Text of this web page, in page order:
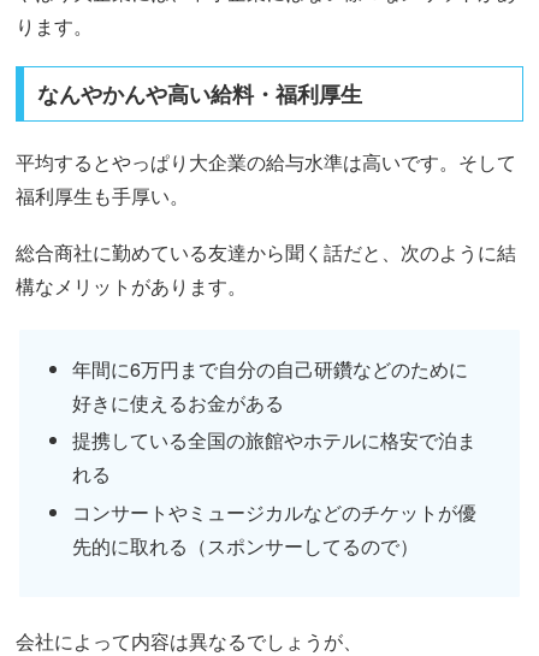
ります。
なんやかんや高い給料・福利厚生
平均するとやっぱり大企業の給与水準は高いです。そして
福利厚生も手厚い。
総合商社に勤めている友達から聞く話だと、次のように結
構なメリットがあります。
年間に6万円まで自分の自己研鑽などのために
好きに使えるお金がある
提携している全国の旅館やホテルに格安で泊ま
れる
コンサートやミュージカルなどのチケットが優
先的に取れる（スポンサーしてるので）
会社によって内容は異なるでしょうが、